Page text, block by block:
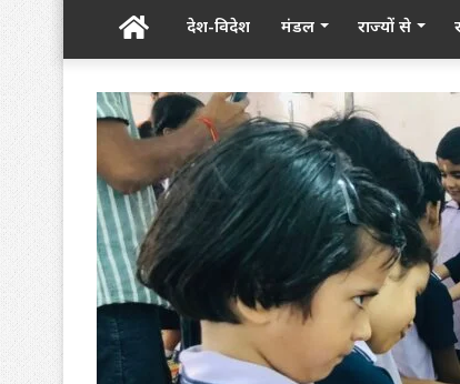
Homeदेश-विदेश मंडल राज्यों से